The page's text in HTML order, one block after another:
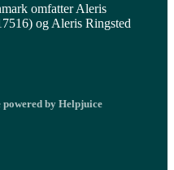
omfatter Aleris
og Aleris Ringsted
powered by Helpjuice